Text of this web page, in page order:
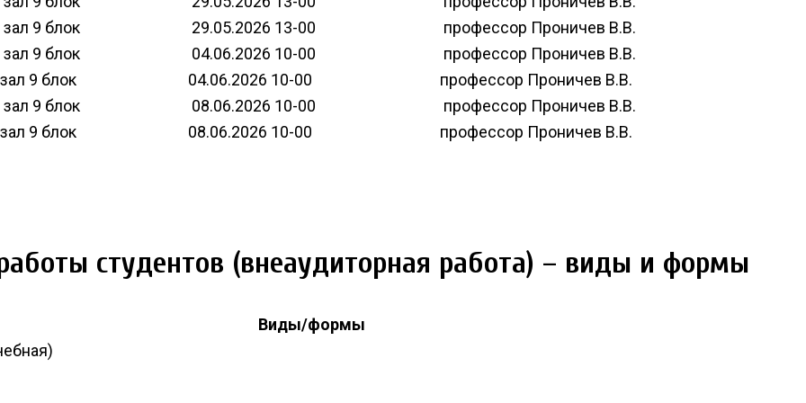
9 блок
29.05.2026 13-00
профессор Проничев В.В.
9 блок
04.06.2026 10-00
профессор Проничев В.В.
9 блок
04.06.2026 10-00
профессор Проничев В.В.
9 блок
08.06.2026 10-00
профессор Проничев В.В.
9 блок
08.06.2026 10-00 профессор Проничев В.В.
студентов (внеаудиторная работа) – виды и формы
Виды/формы